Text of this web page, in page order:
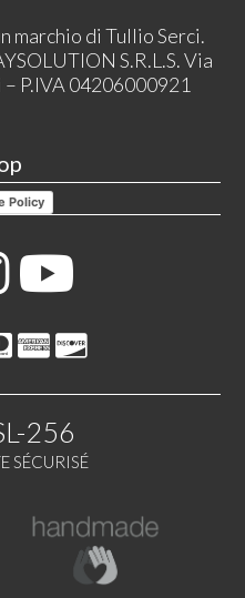
marchio di Tullio Serci.
S.R.L.S. Via
P.IVA 04206000921
Policy
256
SÉCURISÉ